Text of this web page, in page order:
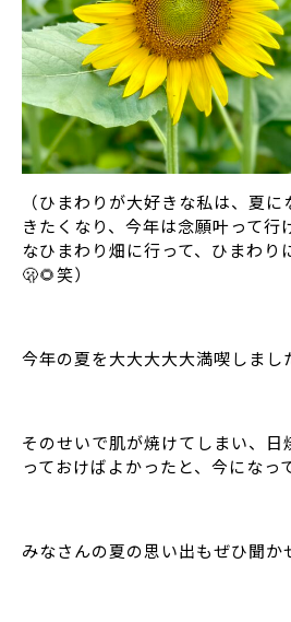
（ひまわりが大好きな私は、夏
きたくなり、今年は念願叶って行
なひまわり畑に行って、ひまわり
🫢🌻笑）
今年の夏を大大大大大満喫しまし
そのせいで肌が焼けてしまい、日
っておけばよかったと、今になっ
みなさんの夏の思い出もぜひ聞か